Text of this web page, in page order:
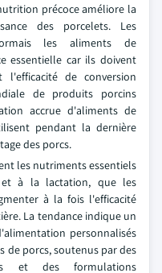
précoce améliore la
des porcelets. Les
les aliments de
essentielle car ils doivent
de conversion
de produits porcins
accrue d'aliments de
pendant la dernière
des porcs.
les nutriments essentiels
et à la lactation, que les
à la fois l'efficacité
La tendance indique un
personnalisés
de porcs, soutenus par des
et des formulations